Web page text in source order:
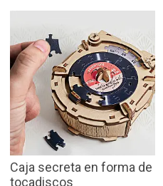
Caja secreta en forma de
tocadiscos